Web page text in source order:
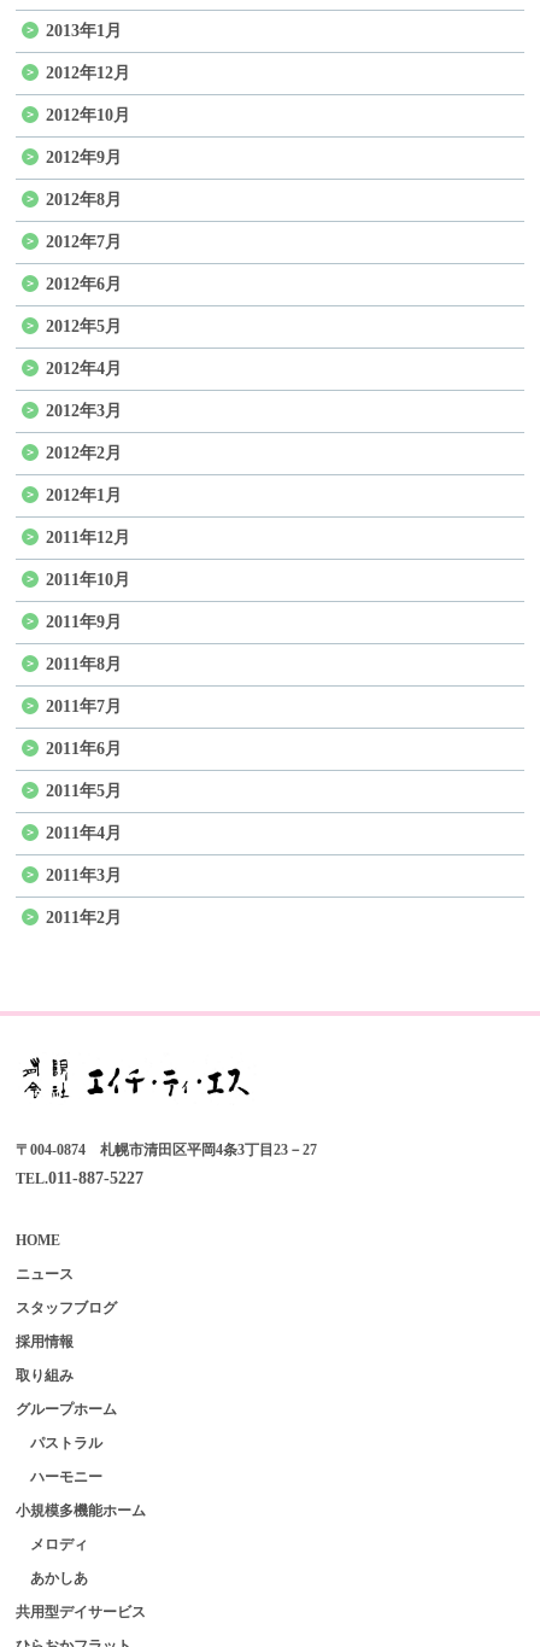
2013年1月
2012年12月
2012年10月
2012年9月
2012年8月
2012年7月
2012年6月
2012年5月
2012年4月
2012年3月
2012年2月
2012年1月
2011年12月
2011年10月
2011年9月
2011年8月
2011年7月
2011年6月
2011年5月
2011年4月
2011年3月
2011年2月
〒004-0874 札幌市清田区平岡4条3丁目23－27
TEL.011-887-5227
HOME
ニュース
スタッフブログ
採用情報
取り組み
グループホーム
パストラル
ハーモニー
小規模多機能ホーム
メロディ
あかしあ
共用型デイサービス